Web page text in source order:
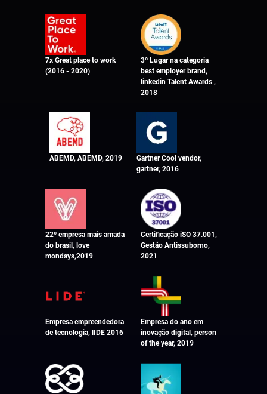
7x Great place to work
(2016 - 2020)
3º Lugar na categoria
best employer brand,
linkedin Talent Awards ,
2018
ABEMD, ABEMD, 2019
Gartner Cool vendor,
gartner, 2016
22º empresa mais amada
do brasil, love
mondays,2019
Certificação iSO 37.001,
Gestão Antissuborno,
2021
Empresa empreendedora
de tecnologia, lIDE 2016
Empresa do ano em
inovação digital, person
of the year, 2019